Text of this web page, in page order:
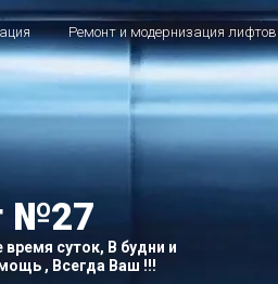
Ремонт и модернизация лифтов
№27
суток, В будни и
, Всегда Ваш !!!